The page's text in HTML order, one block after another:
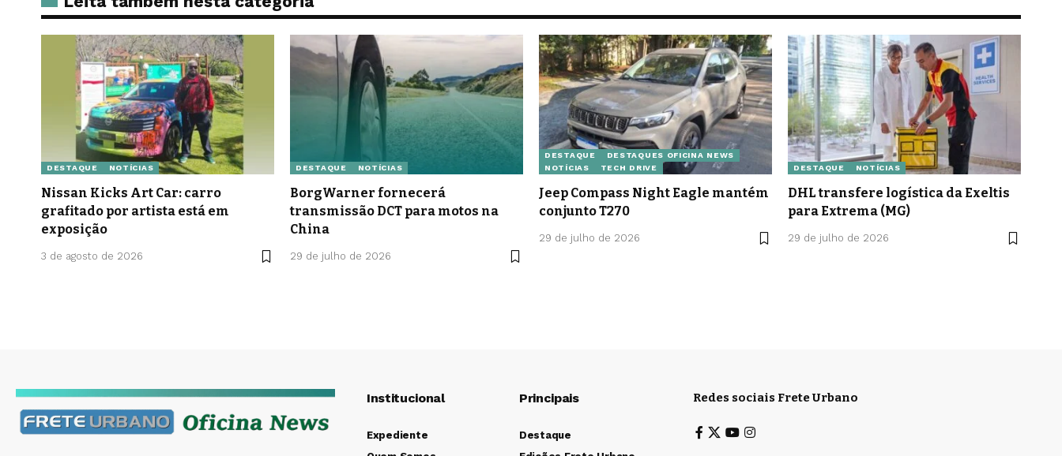
DESTAQUE NOTÍCIAS
Nissan Kicks Art Car: carro
grafitado por artista está em
exposição
3 de agosto de 2026
DESTAQUE NOTÍCIAS
BorgWarner fornecerá
transmissão DCT para motos na
China
29 de julho de 2026
DESTAQUE
DESTAQUES OFICINA NEWS
NOTÍCIAS
TECH DRIVE
Jeep Compass Night Eagle mantém
conjunto T270
29 de julho de 2026
DESTAQUE NOTÍCIAS
DHL transfere logística da Exeltis
para Extrema (MG)
29 de julho de 2026
Institucional
Expediente
Principais
Destaque
Redes sociais Frete Urbano